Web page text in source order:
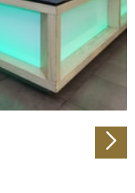
Anzeigen zu
Medien anbieten
Website zu
zu Ihrer
Partner für
mit
bereitgestellt